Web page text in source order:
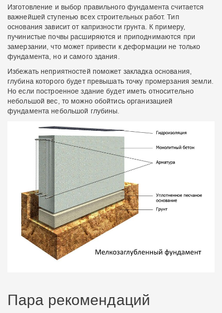
Изготовление и выбор правильного фундамента считается
важнейшей ступенью всех строительных работ. Тип
основания зависит от капризности грунта. К примеру,
пучинистые почвы расширяются и приподнимаются при
замерзании, что может привести к деформации не только
фундамента, но и самого здания.
Избежать неприятностей поможет закладка основания,
глубина которого будет превышать точку промерзания земли.
Но если построенное здание будет иметь относительно
небольшой вес, то можно обойтись организацией
фундамента небольшой глубины.
Пара рекомендаций